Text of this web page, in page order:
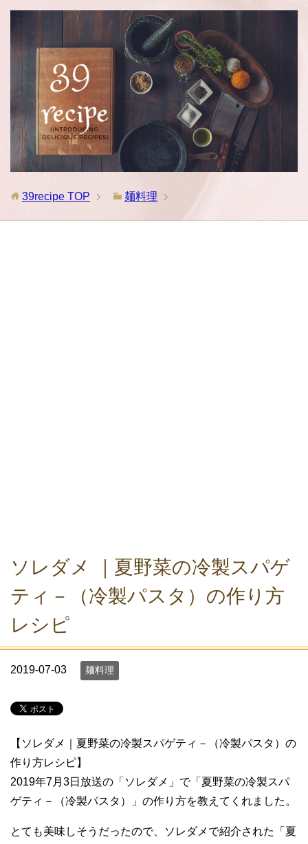
39recipe TOP 麺料理
ソレダメ ｜夏野菜の冷製スパゲ
ティ－（冷製パスタ）の作り方
レシピ
2019-07-03 麺料理
【ソレダメ｜夏野菜の冷製スパゲティ－（冷製パスタ）の
作り方レシピ】
2019年7月3日放送の「ソレダメ」で「夏野菜の冷製スパ
ゲティ－（冷製パスタ）」の作り方を教えてくれました。
とても美味しそうだったので、ソレダメで紹介された「夏